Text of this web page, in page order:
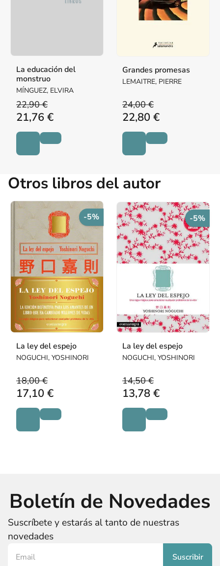
La educación del
monstruo
MÍNGUEZ, ELVIRA
22,90 €
21,76 €
Grandes promesas
LEMAITRE, PIERRE
24,00 €
22,80 €
Otros libros del autor
-5%
La ley del espejo
NOGUCHI, YOSHINORI
18,00 €
17,10 €
-5%
La ley del espejo
NOGUCHI, YOSHINORI
14,50 €
13,78 €
Boletín de Novedades
Suscríbete y estarás al tanto de nuestras
novedades